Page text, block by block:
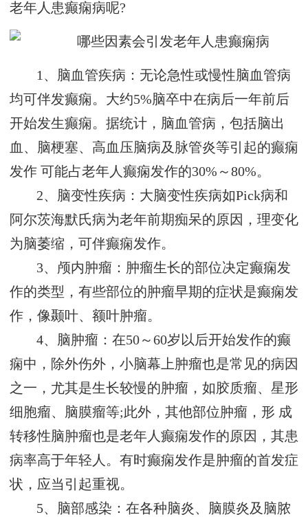
老年人患癫痫病呢?
1、脑血管疾病：无论急性或慢性脑血管病
均可伴发癫痫。大约5%脑卒中在病后一年前后
开始发生癫痫。据统计，脑血管病，包括脑出
血、脑梗塞、高血压脑病及脉管炎等引起的癫痫
发作 可能占老年人癫痫发作的30%～80%。
2、脑变性疾病：大脑变性疾病如Pick病和
阿尔茨海默氏病为老年前期痴呆的原因，理变化
为脑萎缩，可伴癫痫发作。
3、颅内肿瘤：肿瘤生长的部位决定癫痫发
作的类型，有些部位的肿瘤早期的症状是癫痫发
作，像颞叶、额叶肿瘤。
4、脑肿瘤：在50～60岁以后开始发作的癫
痫中，除外伤外，小脑幕上肿瘤也是常见的病因
之一，尤其是生长较慢的肿瘤，如胶质瘤、星形
细胞瘤、脑膜瘤等;此外，其他部位肿瘤，形 成
转移性脑肿瘤也是老年人癫痫发作的原因，其患
病率高于年轻人。有时癫痫发作是肿瘤的首发症
状，应当引起重视。
5、脑部感染：在各种脑炎、脑膜炎及脑脓